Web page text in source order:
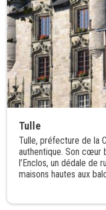
Tulle
Tulle, préfecture de la
authentique. Son cœur
l’Enclos, un dédale de
maisons hautes aux